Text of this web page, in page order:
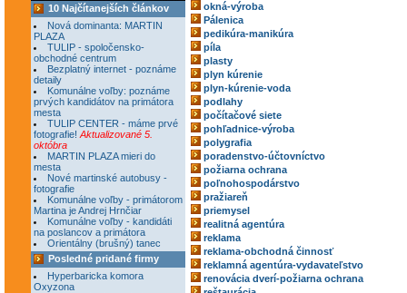
10 Najčítanejších článkov
Nová dominanta: MARTIN
PLAZA
TULIP - spoločensko-
obchodné centrum
Bezplatný internet - poznáme
detaily
Komunálne voľby: poznáme
prvých kandidátov na primátora
mesta
TULIP CENTER - máme prvé
fotografie! Aktualizované 5.
októbra
MARTIN PLAZA mieri do
mesta
Nové martinské autobusy -
fotografie
Komunálne voľby - primátorom
Martina je Andrej Hrnčiar
Komunálne voľby - kandidáti
na poslancov a primátora
Orientálny (brušný) tanec
Posledné pridané firmy
Hyperbaricka komora
Oxyzona
okná-výroba
Pálenica
pedikúra-manikúra
píla
plasty
plyn kúrenie
plyn-kúrenie-voda
podlahy
počítačové siete
pohľadnice-výroba
polygrafia
poradenstvo-účtovníctvo
požiarna ochrana
poľnohospodárstvo
pražiareň
priemysel
realitná agentúra
reklama
reklama-obchodná činnosť
reklamná agentúra-vydavateľstvo
renovácia dverí-požiarna ochrana